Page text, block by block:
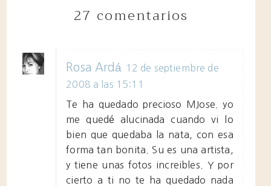
27 comentarios
Rosa Ardá
12 de septiembre de
2008 a las 15:11
Te ha quedado precioso MJose. yo
me quedé alucinada cuando vi lo
bien que quedaba la nata, con esa
forma tan bonita. Su es una artista,
y tiene unas fotos increibles. Y por
cierto a ti no te ha quedado nada